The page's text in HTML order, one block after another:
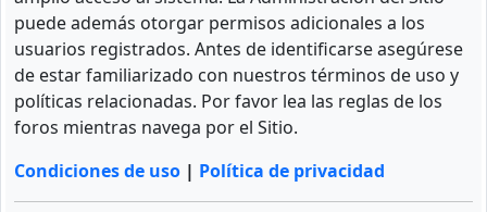
puede además otorgar permisos adicionales a los
usuarios registrados. Antes de identificarse asegúrese
de estar familiarizado con nuestros términos de uso y
políticas relacionadas. Por favor lea las reglas de los
foros mientras navega por el Sitio.
Condiciones de uso | Política de privacidad